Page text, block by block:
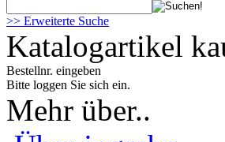
>> Erweiterte Suche
Katalogartikel
Bestellnr. eingeben
Bitte loggen Sie sich ein.
Mehr über..